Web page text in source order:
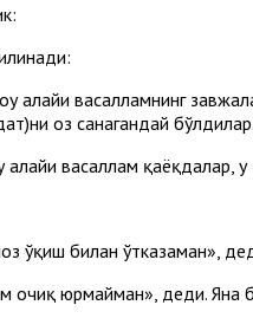
алайҳи васалламнинг
оз санагандай
васаллам қаёқдалар,
ўқиш билан ўтказаман»,
очиқ юрмайман», деди. Яна